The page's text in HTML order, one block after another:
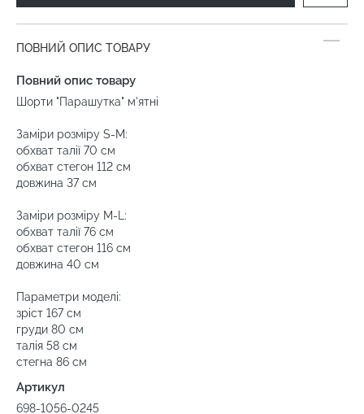
ПОВНИЙ ОПИС ТОВАРУ
Повний опис товару
Шорти "Парашутка" м'ятні
Заміри розміру S-M:
обхват талії 70 см
обхват стегон 112 см
довжина 37 см
Заміри розміру M-L:
обхват талії 76 см
обхват стегон 116 см
довжина 40 см
Параметри моделі:
зріст 167 см
груди 80 см
талія 58 см
стегна 86 см
Артикул
698-1056-0245